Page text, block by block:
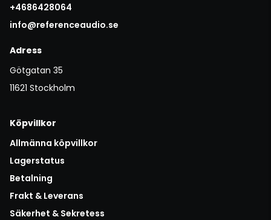
+4686428064
info@referenceaudio.se
Adress
Götgatan 35
11621 Stockholm
Köpvillkor
Allmänna köpvillkor
Lagerstatus
Betalning
Frakt & Leverans
Säkerhet & Sekretess